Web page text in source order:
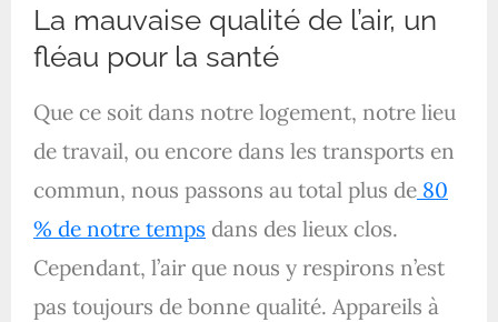
La mauvaise qualité de l’air, un
fléau pour la santé
Que ce soit dans notre logement, notre lieu
de travail, ou encore dans les transports en
commun, nous passons au total plus de 80
% de notre temps dans des lieux clos.
Cependant, l’air que nous y respirons n’est
pas toujours de bonne qualité. Appareils à